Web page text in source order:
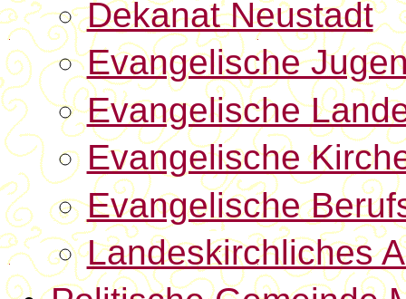
Dekanat Neustadt
Evangelische
Evangelische
Evangelische
Evangelische
Landeskirchliches